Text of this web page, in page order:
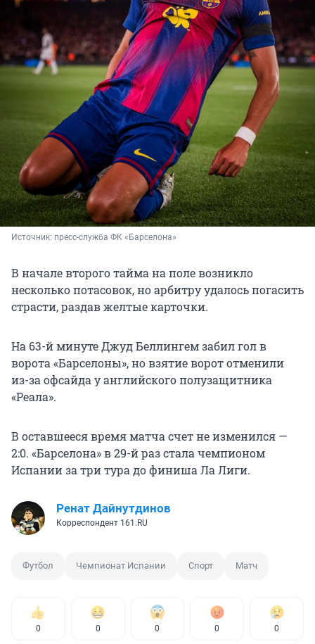
Источник: пресс-служба ФК «Барселона»
В начале второго тайма на поле возникло
несколько потасовок, но арбитру удалось погасить
страсти, раздав желтые карточки.
На 63-й минуте Джуд Беллингем забил гол в
ворота «Барселоны», но взятие ворот отменили
из-за офсайда у английского полузащитника
«Реала».
В оставшееся время матча счет не изменился —
2:0. «Барселона» в 29-й раз стала чемпионом
Испании за три тура до финиша Ла Лиги.
Ренат Дайнутдинов
Корреспондент 161.RU
Футбол Чемпионат Испании Спорт Матч
0 0 0 0 0